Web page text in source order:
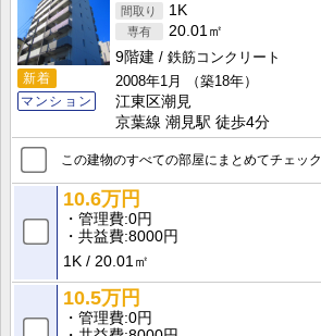
新着
マンション
1K
20.01㎡
9階建
鉄筋コンクリート
2008年1月
（築18年）
江東区潮見
京葉線 潮見駅 徒歩4分
この建物のすべての部屋にまとめてチェック
10.6万円
管理費 0円
共益費 8000円
1K
20.01㎡
10.5万円
管理費 0円